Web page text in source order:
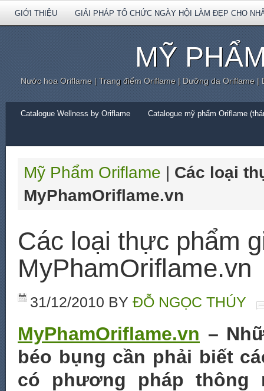
GIỚI THIỆU GIẢI PHÁP TỔ CHỨC NGÀY HỘI LÀM ĐẸP CHO
MỸ
Nước hoa Oriflame | Trang điểm Oriflame | Dưỡng da Oriflame
Catalogue Wellness by Oriflame Catalogue mỹ phẩm Oriflame
Mỹ Phẩm Oriflame | Các loại
MyPhamOriflame.vn
Các loại thực phẩm
MyPhamOriflame.vn
31/12/2010 BY ĐỖ NGỌC THÚY
MyPhamOriflame.vn –
béo bụng cần phải biết
có phương pháp